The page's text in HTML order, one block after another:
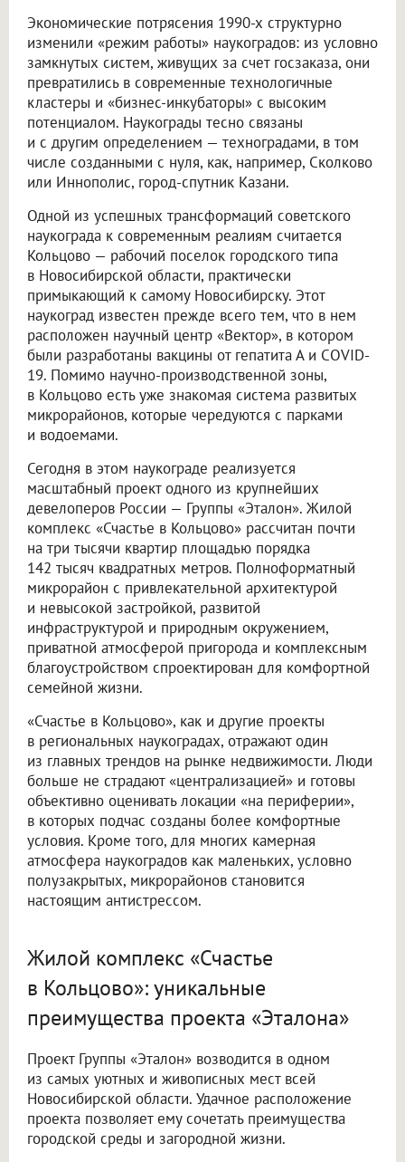
Экономические потрясения 1990-х структурно
изменили «режим работы» наукоградов: из условно
замкнутых систем, живущих за счет госзаказа, они
превратились в современные технологичные
кластеры и «бизнес-инкубаторы» с высоким
потенциалом. Наукограды тесно связаны
и с другим определением — техноградами, в том
числе созданными с нуля, как, например, Сколково
или Иннополис, город-спутник Казани.
Одной из успешных трансформаций советского
наукограда к современным реалиям считается
Кольцово — рабочий поселок городского типа
в Новосибирской области, практически
примыкающий к самому Новосибирску. Этот
наукоград известен прежде всего тем, что в нем
расположен научный центр «Вектор», в котором
были разработаны вакцины от гепатита А и COVID-
19. Помимо научно-производственной зоны,
в Кольцово есть уже знакомая система развитых
микрорайонов, которые чередуются с парками
и водоемами.
Сегодня в этом наукограде реализуется
масштабный проект одного из крупнейших
девелоперов России — Группы «Эталон». Жилой
комплекс «Счастье в Кольцово» рассчитан почти
на три тысячи квартир площадью порядка
142 тысяч квадратных метров. Полноформатный
микрорайон с привлекательной архитектурой
и невысокой застройкой, развитой
инфраструктурой и природным окружением,
приватной атмосферой пригорода и комплексным
благоустройством спроектирован для комфортной
семейной жизни.
«Счастье в Кольцово», как и другие проекты
в региональных наукоградах, отражают один
из главных трендов на рынке недвижимости. Люди
больше не страдают «централизацией» и готовы
объективно оценивать локации «на периферии»,
в которых подчас созданы более комфортные
условия. Кроме того, для многих камерная
атмосфера наукоградов как маленьких, условно
полузакрытых, микрорайонов становится
настоящим антистрессом.
Жилой комплекс «Счастье
в Кольцово»: уникальные
преимущества проекта «Эталона»
Проект Группы «Эталон» возводится в одном
из самых уютных и живописных мест всей
Новосибирской области. Удачное расположение
проекта позволяет ему сочетать преимущества
городской среды и загородной жизни.